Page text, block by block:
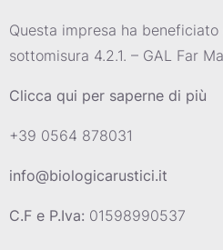
Questa impresa ha
sottomisura 4.2.1. – GAL Far
Clicca qui per saperne di più
+39 0564 878031
info@biologicarustici.it
C.F e P.Iva: 01598990537